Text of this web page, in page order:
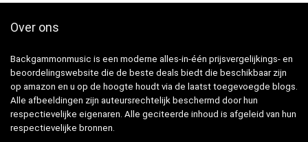
Over ons
Backgammonmusic is een moderne alles-in-één prijsvergelijkings- en
beoordelingswebsite die de beste deals biedt die beschikbaar zijn
op amazon en u op de hoogte houdt via de laatst toegevoegde blogs.
Alle afbeeldingen zijn auteursrechtelijk beschermd door hun
respectievelijke eigenaren. Alle geciteerde inhoud is afgeleid van hun
respectievelijke bronnen.